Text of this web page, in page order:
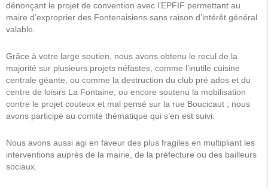
dénonçant le projet de convention avec l’EPFIF permettant au
maire d’exproprier des Fontenaisiens sans raison d’intérêt général
valable.
Grâce à votre large soutien, nous avons obtenu le recul de la
majorité sur plusieurs projets néfastes, comme l’inutile cuisine
centrale géante, ou comme la destruction du club pré ados et du
centre de loisirs La Fontaine, ou encore soutenu la mobilisation
contre le projet couteux et mal pensé sur la rue Boucicaut ; nous
avons participé au comité thématique qui s’en est suivi.
Nous avons aussi agi en faveur des plus fragiles en multipliant les
interventions auprès de la mairie, de la préfecture ou des bailleurs
sociaux.